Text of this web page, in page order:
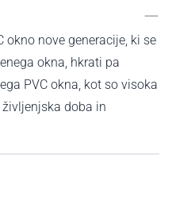
okno nove generacije, ki se
okna, hkrati pa
PVC okna, kot so visoka
doba in